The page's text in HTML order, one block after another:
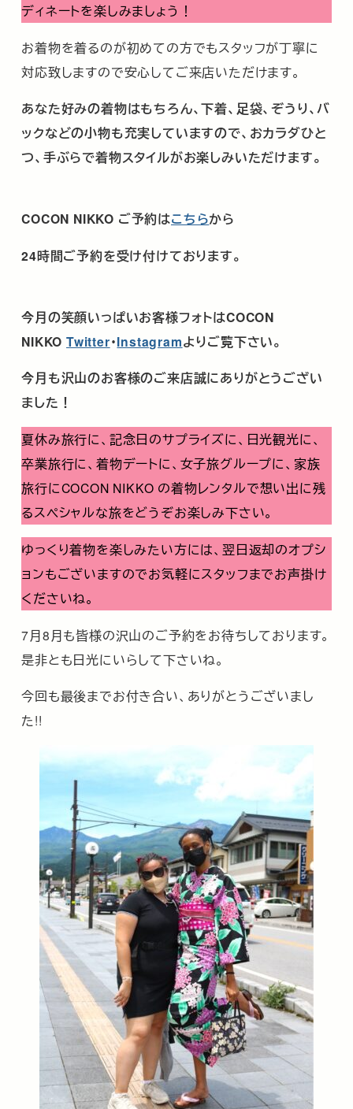
ディネートを楽しみましょう！
お着物を着るのが初めての方でもスタッフが丁寧に
対応致しますので安心してご来店いただけます。
あなた好みの着物はもちろん、下着、足袋、ぞうり、バ
ックなどの小物も充実していますので、おカラダひと
つ、手ぶらで着物スタイルがお楽しみいただけます。
COCON NIKKO ご予約はこちらから
24時間ご予約を受け付けております。
今月の笑顔いっぱいお客様フォトはCOCON
NIKKO Twitter･Instagramよりご覧下さい。
今月も沢山のお客様のご来店誠にありがとうござい
ました！
夏休み旅行に、記念日のサプライズに、日光観光に、
卒業旅行に、着物デートに、女子旅グループに、家族
旅行にCOCON NIKKO の着物レンタルで想い出に残
るスペシャルな旅をどうぞお楽しみ下さい。
ゆっくり着物を楽しみたい方には、翌日返却のオプシ
ョンもございますのでお気軽にスタッフまでお声掛け
くださいね。
7月8月も皆様の沢山のご予約をお待ちしております。
是非とも日光にいらして下さいね。
今回も最後までお付き合い、ありがとうございまし
た!!